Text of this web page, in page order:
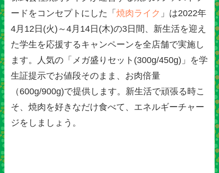
ードをコンセプトにした「焼肉ライク 」は2022年
4月12日(火)～4月14日(木)の3日間、新生活を迎え
た学生を応援するキャンペーンを全店舗で実施し
ます。人気の「メガ盛りセット(300g/450g)」を学
生証提示でお値段そのまま、お肉倍量
（600g/900g)で提供します。新生活で頑張る時こ
そ、焼肉を好きなだけ食べて、エネルギーチャー
ジをしましょう。